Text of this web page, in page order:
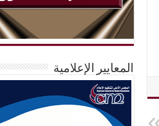
المعايير الإعلامية